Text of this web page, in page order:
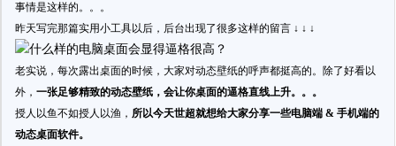
事情是这样的。。。
昨天写完那篇实用小工具以后，后台出现了很多这样的留言 ↓ ↓ ↓
老实说，每次露出桌面的时候，大家对动态壁纸的呼声都挺高的。除了好看以
外， 一张足够精致的动态壁纸，会让你桌面的逼格直线上升。。。
授人以鱼不如授人以渔， 所以今天世超就想给大家分享一些电脑端 & 手机端的
动态桌面软件。